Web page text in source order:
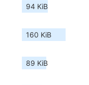
94 KiB
160 KiB
89 KiB